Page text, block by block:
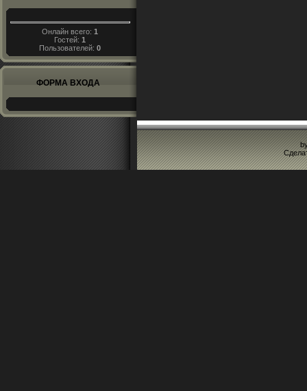
Онлайн всего:1
Гостей:1
Пользователей:0
ФОРМА ВХОДА